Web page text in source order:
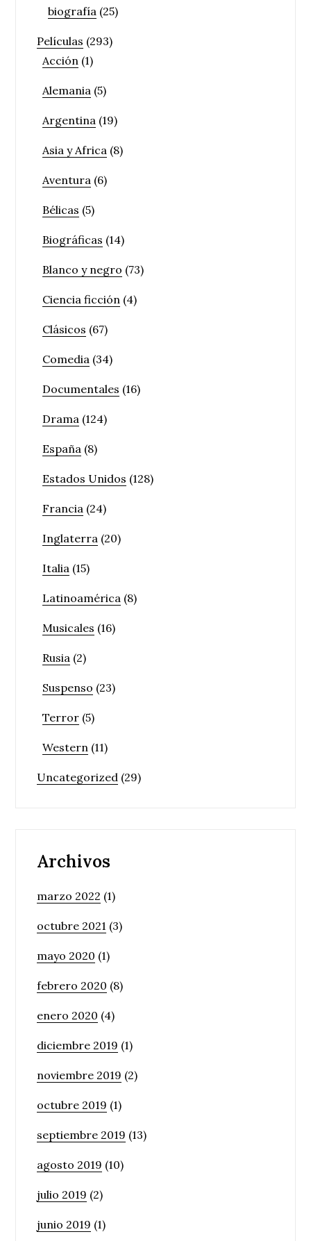
biografía (25)
Películas (293)
Acción (1)
Alemania (5)
Argentina (19)
Asia y Africa (8)
Aventura (6)
Bélicas (5)
Biográficas (14)
Blanco y negro (73)
Ciencia ficción (4)
Clásicos (67)
Comedia (34)
Documentales (16)
Drama (124)
España (8)
Estados Unidos (128)
Francia (24)
Inglaterra (20)
Italia (15)
Latinoamérica (8)
Musicales (16)
Rusia (2)
Suspenso (23)
Terror (5)
Western (11)
Uncategorized (29)
Archivos
marzo 2022 (1)
octubre 2021 (3)
mayo 2020 (1)
febrero 2020 (8)
enero 2020 (4)
diciembre 2019 (1)
noviembre 2019 (2)
octubre 2019 (1)
septiembre 2019 (13)
agosto 2019 (10)
julio 2019 (2)
junio 2019 (1)